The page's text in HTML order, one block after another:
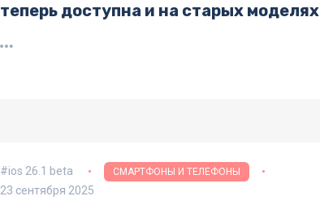
теперь доступна и на старых моделях
ios 26.1 beta СМАРТФОНЫ И ТЕЛЕФОНЫ
23 сентября 2025